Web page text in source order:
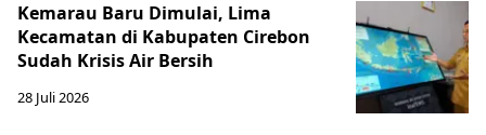
Kemarau Baru Dimulai, Lima
Kecamatan di Kabupaten Cirebon
Sudah Krisis Air Bersih
28 Juli 2026